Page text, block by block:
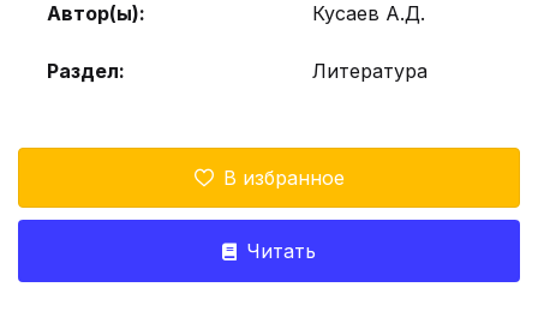
Автор(ы): Кусаев А.Д.
Раздел: Литература
В избранное
Читать